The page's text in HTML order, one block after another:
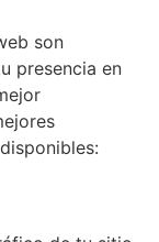
son
presencia en